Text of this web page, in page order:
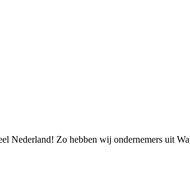
Nederland! Zo hebben wij ondernemers uit